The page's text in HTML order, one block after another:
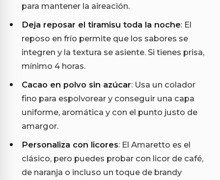
para mantener la aireación.
Deja reposar el tiramisu toda la noche: El
reposo en frío permite que los sabores se
integren y la textura se asiente. Si tienes prisa,
mínimo 4 horas.
Cacao en polvo sin azúcar: Usa un colador
fino para espolvorear y conseguir una capa
uniforme, aromática y con el punto justo de
amargor.
Personaliza con licores: El Amaretto es el
clásico, pero puedes probar con licor de café,
de naranja o incluso un toque de brandy